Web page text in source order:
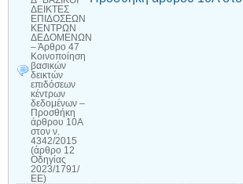
ΔΕΙΚΤΕΣ
ΕΠΙΔΟΣΕΩΝ
ΚΕΝΤΡΩΝ
ΔΕΔΟΜΕΝΩΝ
– Άρθρο 47
Κοινοποίηση
βασικών
δεικτών
επιδόσεων
κέντρων
δεδομένων –
Προσθήκη
άρθρου 10Α
στον ν.
4342/2015
(άρθρο 12
Οδηγίας
2023/1791/
ΕΕ)